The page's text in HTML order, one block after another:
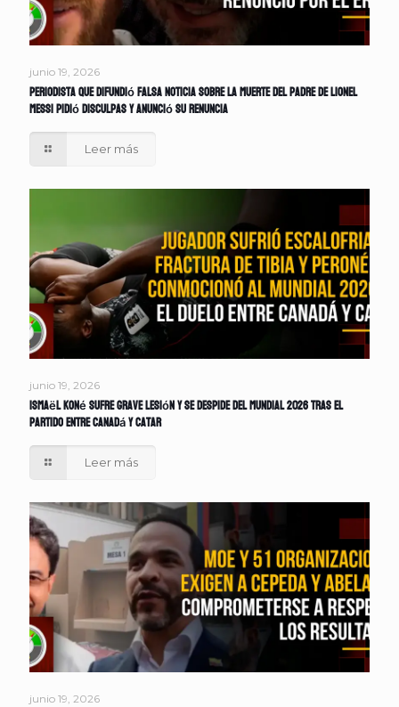
junio 19, 2026
Periodista que difundió falsa noticia sobre la muerte del padre de Lionel
Messi pidió disculpas y anunció su renuncia
Leer más
junio 19, 2026
Ismaël Koné sufre grave lesión y se despide del Mundial 2026 tras el
partido entre Canadá y Catar
Leer más
junio 19, 2026